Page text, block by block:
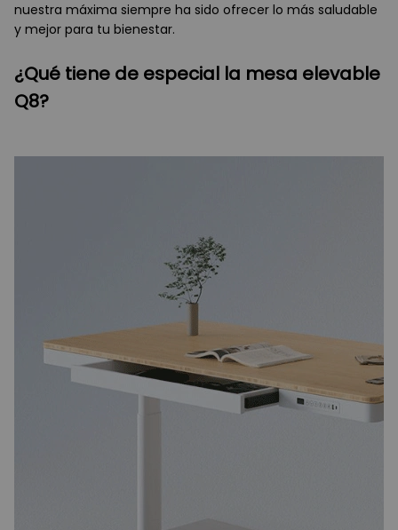
nuestra máxima siempre ha sido ofrecer lo más saludable
y mejor para tu bienestar.
¿Qué tiene de especial la mesa elevable
Q8?